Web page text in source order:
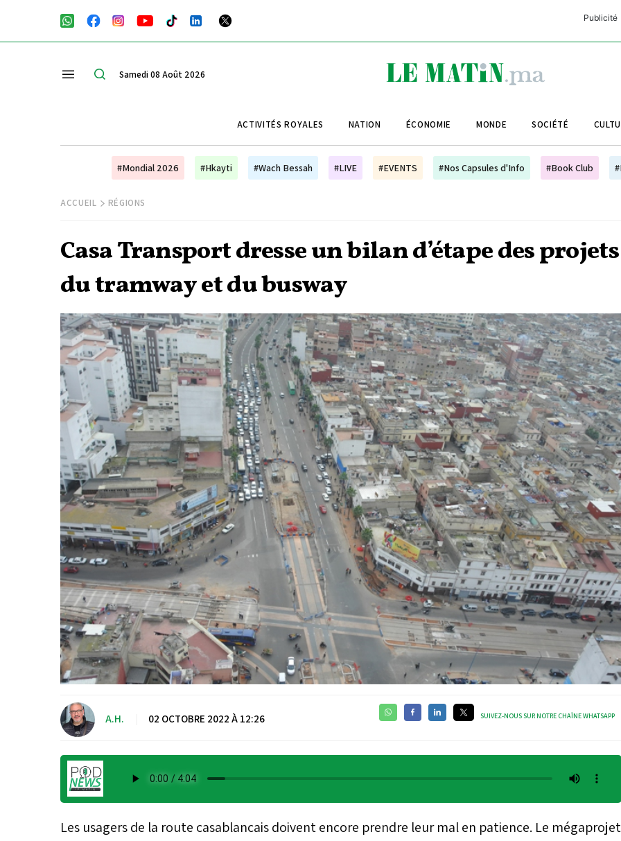
Publicité
Samedi 08 Août 2026
ACTIVITÉS ROYALES NATION ÉCONOMIE MONDE SOCIÉTÉ
#Mondial 2026 #Hkayti #Wach Bessah #LIVE #EVENTS #Nos Capsules d'Info #Book Club
ACCUEIL RÉGIONS
Casa Transport dresse un bilan d’étape des projets
du tramway et du busway
A.H. 02 OCTOBRE 2022 À 12:26 SUIVEZ-NOUS SUR NOTRE CHAÎNE WHATSAPP
Les usagers de la route casablancais doivent encore prendre leur mal en patience. Le mégaprojet